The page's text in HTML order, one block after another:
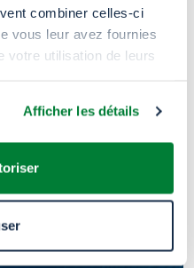
combiner celles-ci
vous leur avez fournies
votre utilisation de leurs
Afficher les détails